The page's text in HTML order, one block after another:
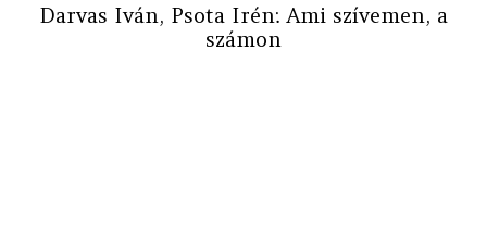
Darvas Iván, Psota Irén: Ami szívemen, a
számon